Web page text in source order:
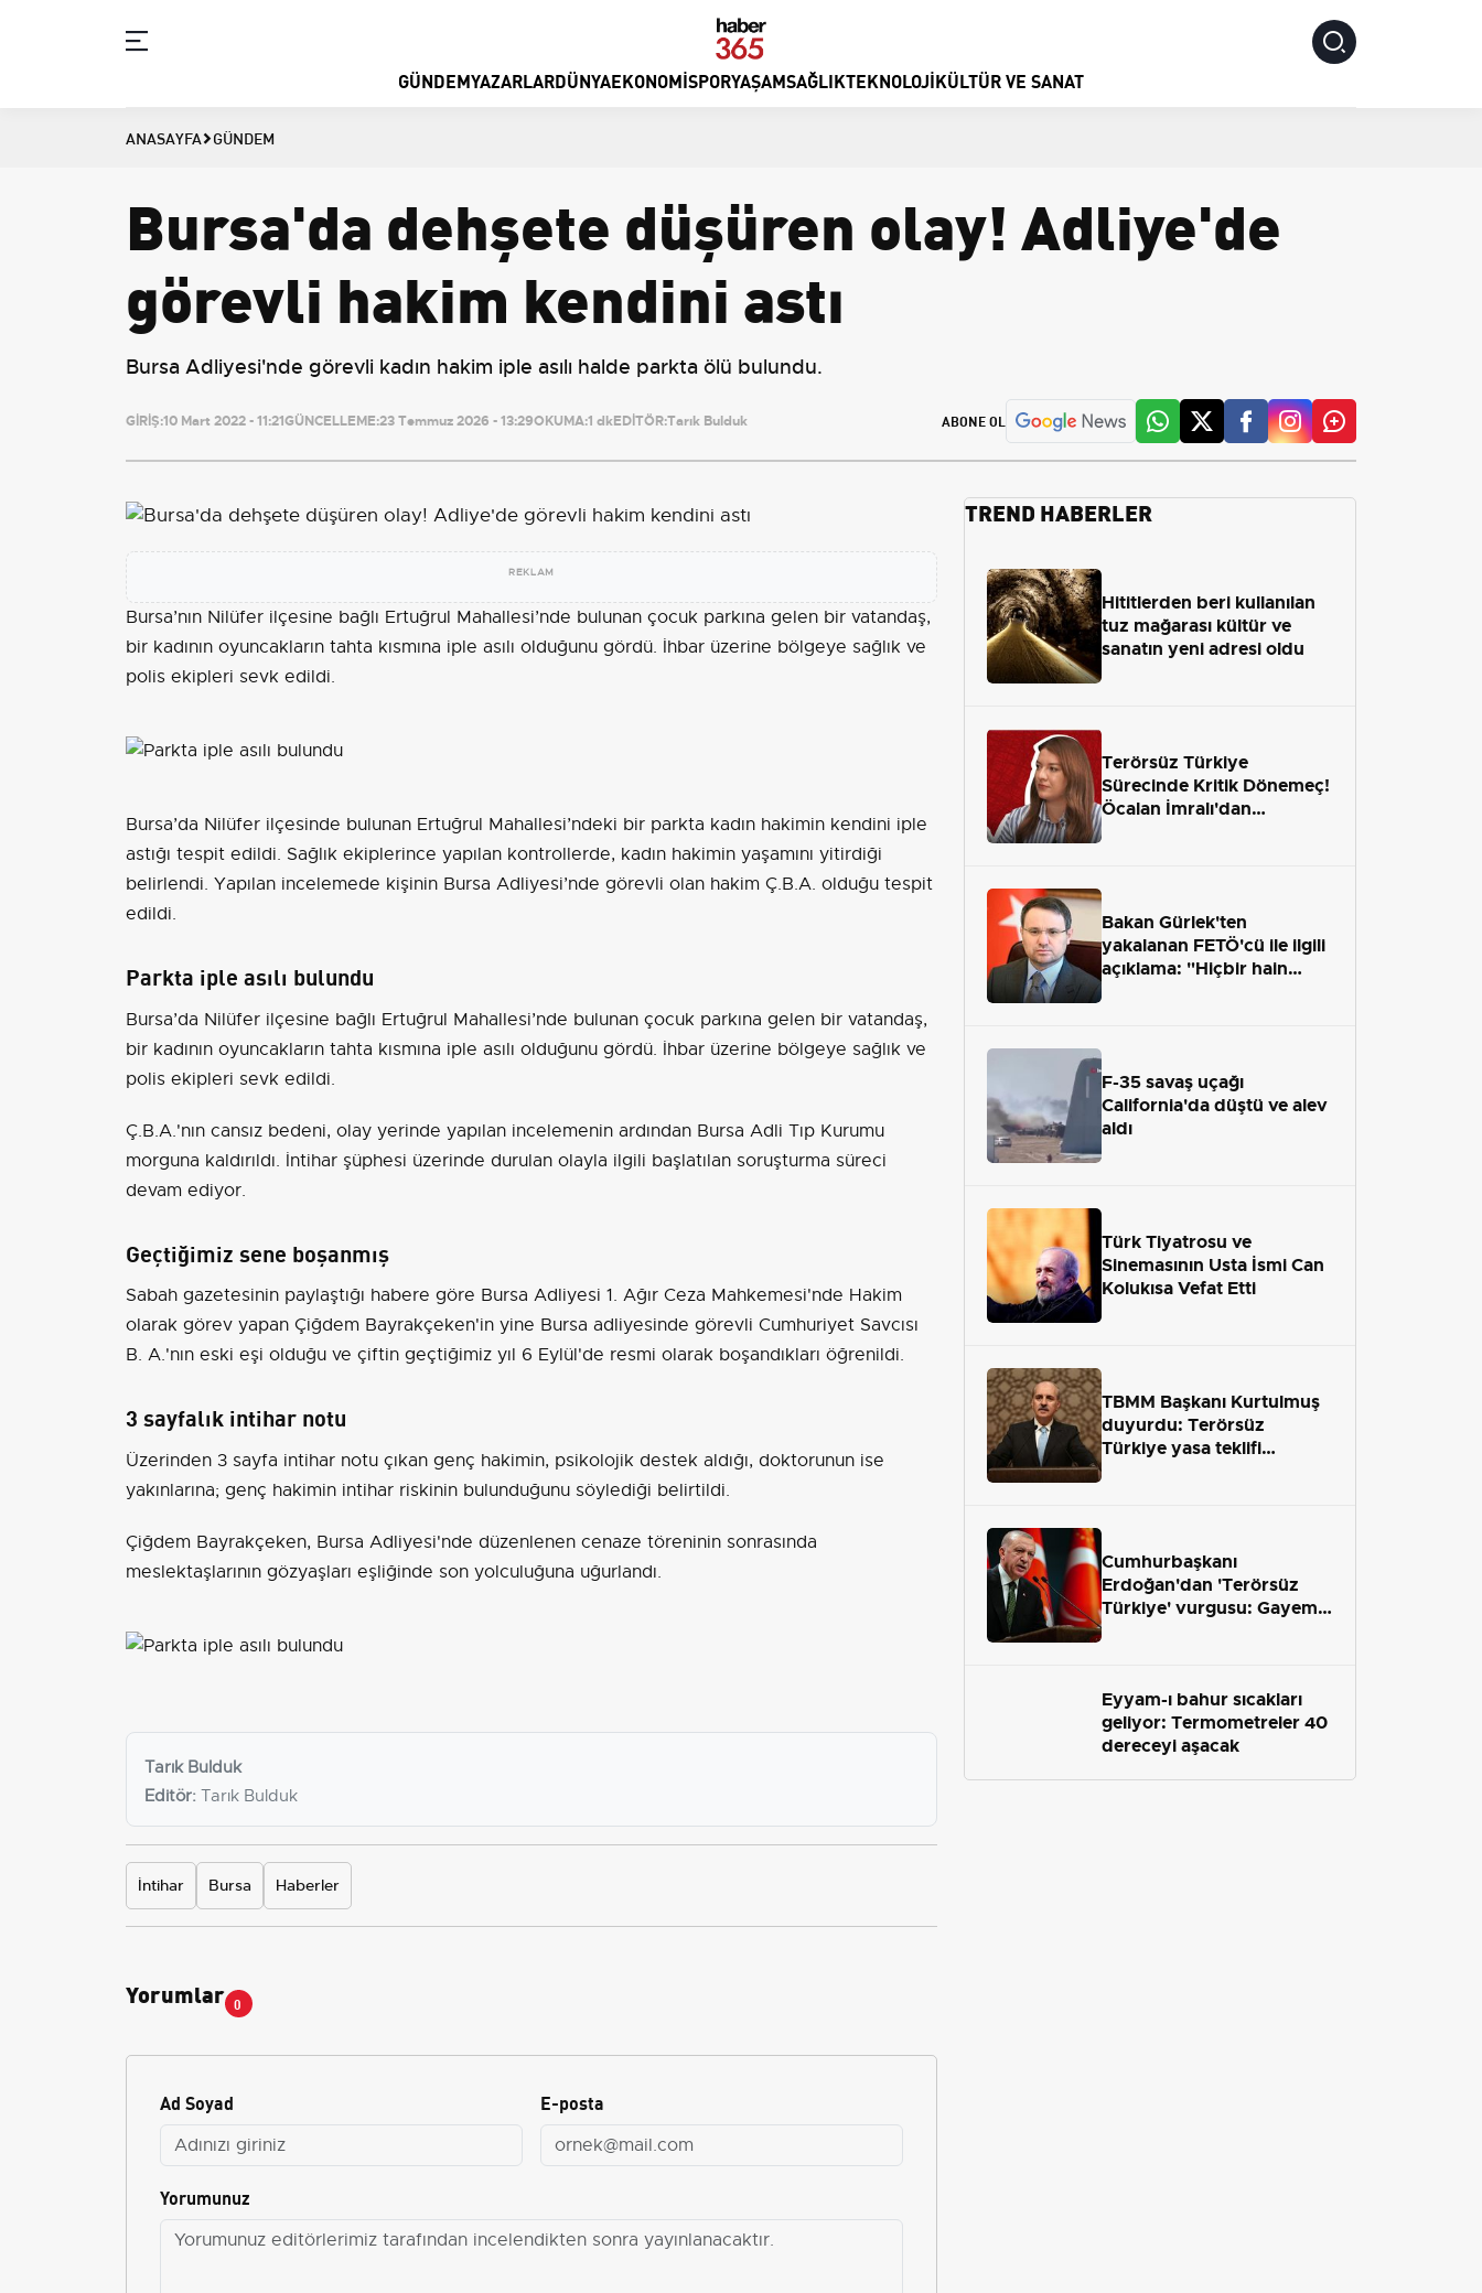
GÜNDEMYAZARLARDÜNYAEKONOMISPORYAŞAMSAĞLIKTEKNOLOJIKÜLTÜR VE SANAT
ANASAYFA GÜNDEM
Bursa'da dehşete düşüren olay! Adliye'de
görevli hakim kendini astı
Bursa Adliyesi'nde görevli kadın hakim iple asılı halde parkta ölü bulundu.
GİRİŞ:10 Mart 2022 - 11:21GÜNCELLEME:23 Temmuz 2026 - 13:29OKUMA:1 dkEDİTÖR:Tarık Bulduk ABONE OL
REKLAM
Bursa’nın Nilüfer ilçesine bağlı Ertuğrul Mahallesi’nde bulunan çocuk parkına gelen bir vatandaş,
bir kadının oyuncakların tahta kısmına iple asılı olduğunu gördü. İhbar üzerine bölgeye sağlık ve
polis ekipleri sevk edildi.
Bursa’da Nilüfer ilçesinde bulunan Ertuğrul Mahallesi’ndeki bir parkta kadın hakimin kendini iple
astığı tespit edildi. Sağlık ekiplerince yapılan kontrollerde, kadın hakimin yaşamını yitirdiği
belirlendi. Yapılan incelemede kişinin Bursa Adliyesi’nde görevli olan hakim Ç.B.A. olduğu tespit
edildi.
Parkta iple asılı bulundu
Bursa’da Nilüfer ilçesine bağlı Ertuğrul Mahallesi’nde bulunan çocuk parkına gelen bir vatandaş,
bir kadının oyuncakların tahta kısmına iple asılı olduğunu gördü. İhbar üzerine bölgeye sağlık ve
polis ekipleri sevk edildi.
Ç.B.A.'nın cansız bedeni, olay yerinde yapılan incelemenin ardından Bursa Adli Tıp Kurumu
morguna kaldırıldı. İntihar şüphesi üzerinde durulan olayla ilgili başlatılan soruşturma süreci
devam ediyor.
Geçtiğimiz sene boşanmış
Sabah gazetesinin paylaştığı habere göre Bursa Adliyesi 1. Ağır Ceza Mahkemesi'nde Hakim
olarak görev yapan Çiğdem Bayrakçeken'in yine Bursa adliyesinde görevli Cumhuriyet Savcısı
B. A.'nın eski eşi olduğu ve çiftin geçtiğimiz yıl 6 Eylül'de resmi olarak boşandıkları öğrenildi.
3 sayfalık intihar notu
Üzerinden 3 sayfa intihar notu çıkan genç hakimin, psikolojik destek aldığı, doktorunun ise
yakınlarına; genç hakimin intihar riskinin bulunduğunu söylediği belirtildi.
Çiğdem Bayrakçeken, Bursa Adliyesi'nde düzenlenen cenaze töreninin sonrasında
meslektaşlarının gözyaşları eşliğinde son yolculuğuna uğurlandı.
Tarık Bulduk
Editör: Tarık Bulduk
İntihar Bursa Haberler
Yorumlar 0
Ad Soyad E-posta
Yorumunuz
TREND HABERLER
Hititlerden beri kullanılan
tuz mağarası kültür ve
sanatın yeni adresi oldu
Terörsüz Türkiye
Sürecinde Kritik Dönemeç!
Öcalan İmralı'dan
Bakan Gürlek'ten
yakalanan FETÖ'cü ile ilgili
açıklama: "Hiçbir hain
F-35 savaş uçağı
California'da düştü ve alev
aldı
Türk Tiyatrosu ve
Sinemasının Usta İsmi Can
Kolukısa Vefat Etti
TBMM Başkanı Kurtulmuş
duyurdu: Terörsüz
Türkiye yasa teklifi
Cumhurbaşkanı
Erdoğan'dan 'Terörsüz
Türkiye' vurgusu: Gayemiz
Eyyam-ı bahur sıcakları
geliyor: Termometreler 40
dereceyi aşacak